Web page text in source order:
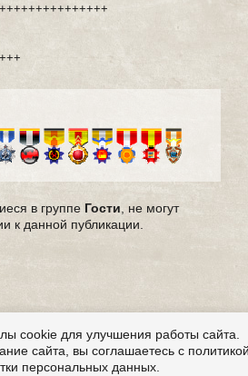
в группе Гости , не могут
к данной публикации.
cookie для улучшения работы сайта.
сайта, вы соглашаетесь с
персональных данных.